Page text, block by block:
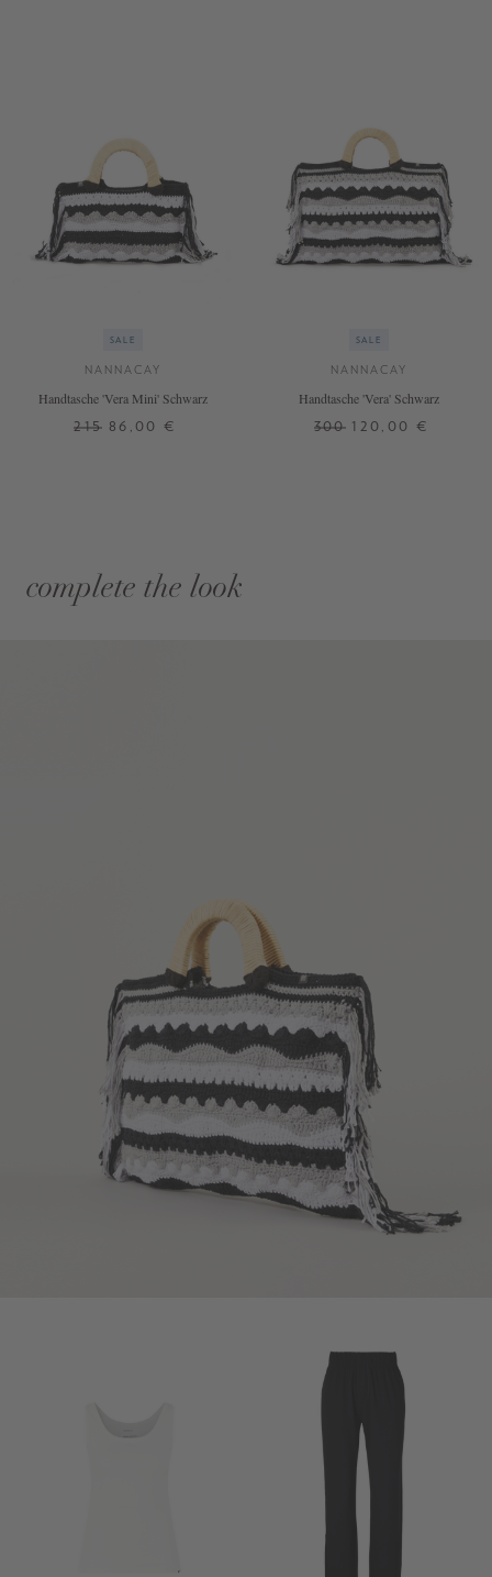
SALE
NANNACAY
Handtasche 'Vera Mini' Schwarz
215 86,00 €
SALE
NANNACAY
Handtasche 'Vera' Schwarz
300 120,00 €
complete the look